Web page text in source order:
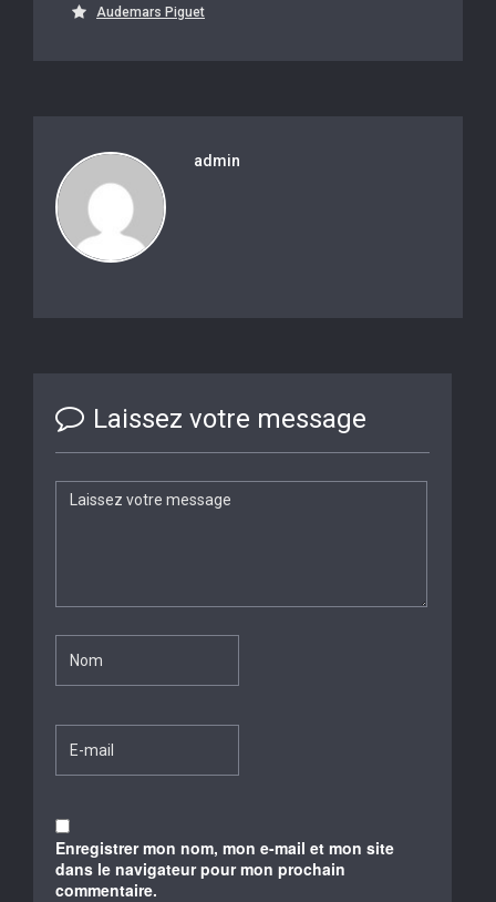
Audemars Piguet
admin
Laissez votre message
Enregistrer mon nom, mon e-mail et mon site
dans le navigateur pour mon prochain
commentaire.